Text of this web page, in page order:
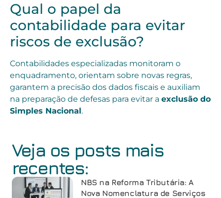
Veja os posts mais
recentes:
NBS na Reforma Tributária: A
Nova Nomenclatura de Serviços
Qual o papel da
contabilidade para evitar
riscos de exclusão?
Contabilidades especializadas monitoram o
enquadramento, orientam sobre novas regras,
garantem a precisão dos dados fiscais e auxiliam
na preparação de defesas para evitar a exclusão do
Simples Nacional.